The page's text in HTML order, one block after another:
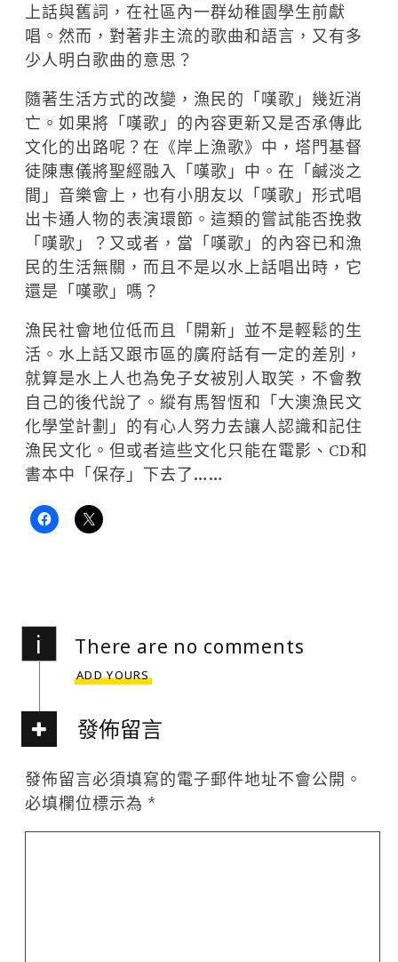
上話與舊詞，在社區內一群幼稚園學生前獻
唱。然而，對著非主流的歌曲和語言，又有多
少人明白歌曲的意思？
隨著生活方式的改變，漁民的「嘆歌」幾近消
亡。如果將「嘆歌」的內容更新又是否承傳此
文化的出路呢？在《岸上漁歌》中，塔門基督
徒陳惠儀將聖經融入「嘆歌」中。在「鹹淡之
間」音樂會上，也有小朋友以「嘆歌」形式唱
出卡通人物的表演環節。這類的嘗試能否挽救
「嘆歌」？又或者，當「嘆歌」的內容已和漁
民的生活無關，而且不是以水上話唱出時，它
還是「嘆歌」嗎？
漁民社會地位低而且「開新」並不是輕鬆的生
活。水上話又跟市區的廣府話有一定的差別，
就算是水上人也為免子女被別人取笑，不會教
自己的後代說了。縱有馬智恆和「大澳漁民文
化學堂計劃」的有心人努力去讓人認識和記住
漁民文化。但或者這些文化只能在電影、CD和
書本中「保存」下去了……
i There are no comments
ADD YOURS
發佈留言
發佈留言必須填寫的電子郵件地址不會公開。
必填欄位標示為 *